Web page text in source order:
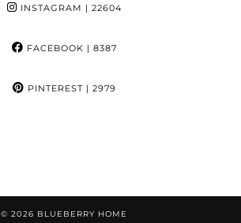
INSTAGRAM | 22604
FACEBOOK | 8387
PINTEREST| 2979
© 2026 BLUEBERRY HOME